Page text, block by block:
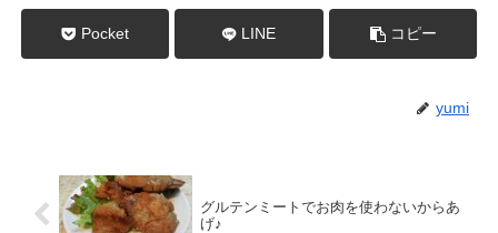
Pocket LINE コピー
yumi
グルテンミートでお肉を使わないからあ
げ♪